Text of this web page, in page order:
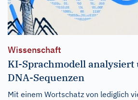
Wissenschaft
KI-Sprachmodell
DNA-Sequenzen
Mit einem Wortschatz von lediglich